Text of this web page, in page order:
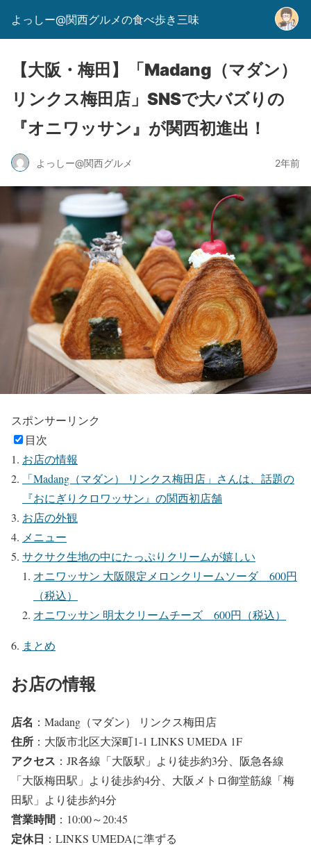
よっしー@関西グルメの食べ歩き三味
【大阪・梅田】「Madang（マダン）
リンクス梅田店」SNSで大バズりの
『オニワッサン』が関西初進出！
よっしー@関西グルメ 2年前
スポンサーリンク
目次
お店の情報
「Madang（マダン） リンクス梅田店」さんは、話題の
『おにぎりクロワッサン』の関西初店舗
お店の外観
メニュー
サクサク生地の中にたっぷりクリームが嬉しい
オニワッサン 大阪限定メロンクリームソーダ 600円
（税込）
オニワッサン 明太クリームチーズ 600円（税込）
まとめ
お店の情報
店名 ：Madang（マダン） リンクス梅田店
住所 ：大阪市北区大深町1-1 LINKS UMEDA 1F
アクセス ：JR各線「大阪駅」より徒歩約3分、阪急各線
「大阪梅田駅」より徒歩約4分、大阪メトロ御堂筋線「梅
田駅」より徒歩約4分
営業時間 ：10:00～20:45
定休日 ：LINKS UMEDAに準ずる